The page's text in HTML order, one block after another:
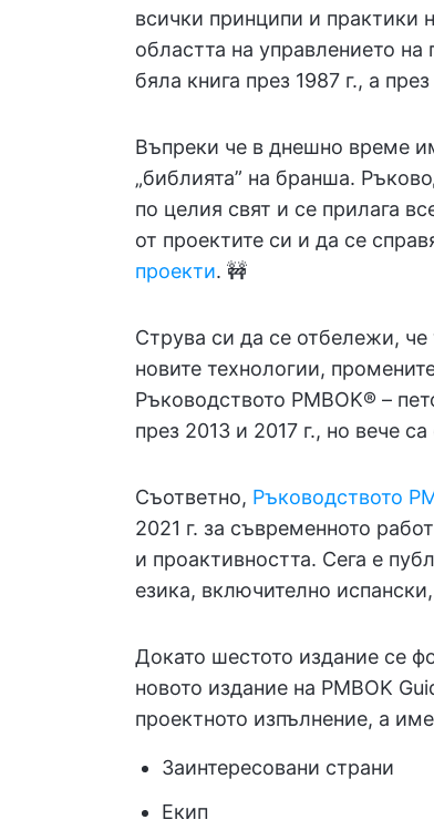
всички принципи и практики
областта на управлението
бяла книга през 1987 г., а
Въпреки че в днешно време
„библията” на бранша.
по целия свят и се прилага
от проектите си и да се
проекти. 🚧
Струва си да се отбележи, че
новите технологии,
Ръководството PMBOK® –
през 2013 и 2017 г., но вече
Съответно, Ръководството
2021 г. за съвременното
и проактивността. Сега е
езика, включително
Докато шестото издание се
новото издание на PMBOK
проектното изпълнение, а
Заинтересовани страни
Екип